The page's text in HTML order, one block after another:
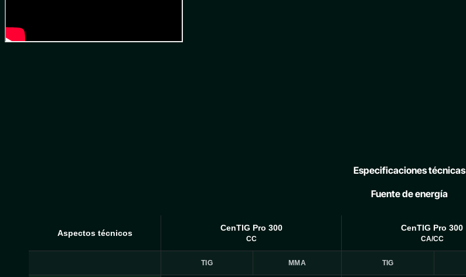
Especificaciones técnicas
Fuente de energía
Aspectos técnicos
CenTIG Pro 300
CC
CenTIG Pro 300
CA/CC
TIG MMA TIG